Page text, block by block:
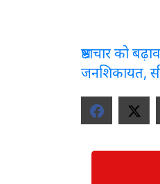
भ्रष्टाचार को
जनशिकायत,